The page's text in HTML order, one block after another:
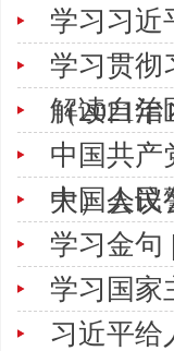
学习习近
学习贯彻
（2021年
解读自治
中国共产
大）会议
中国人民
学习金句
学习国家
习近平给